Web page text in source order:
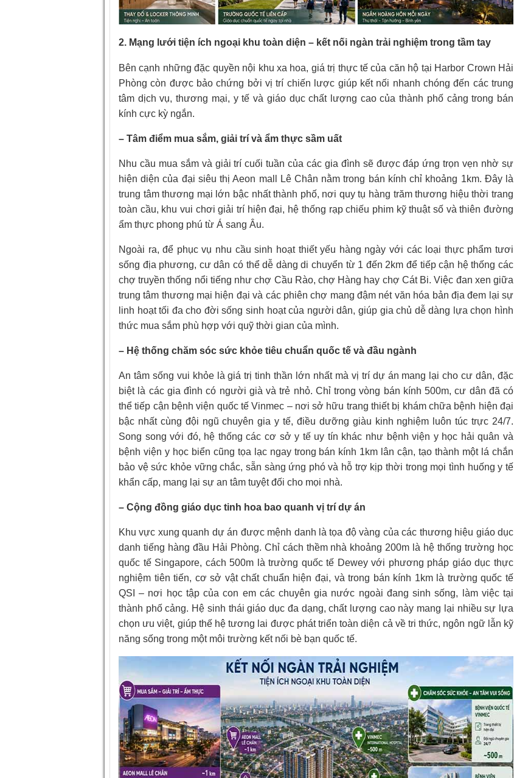
2. Mạng lưới tiện ích ngoại khu toàn diện – kết nối ngàn trải nghiệm trong tầm tay
Bên cạnh những đặc quyền nội khu xa hoa, giá trị thực tế của căn hộ tại Harbor Crown Hải
Phòng còn được bảo chứng bởi vị trí chiến lược giúp kết nối nhanh chóng đến các trung
tâm dịch vụ, thương mại, y tế và giáo dục chất lượng cao của thành phố cảng trong bán
kính cực kỳ ngắn.
– Tâm điểm mua sắm, giải trí và ẩm thực sầm uất
Nhu cầu mua sắm và giải trí cuối tuần của các gia đình sẽ được đáp ứng trọn vẹn nhờ sự
hiện diện của đại siêu thị Aeon mall Lê Chân nằm trong bán kính chỉ khoảng 1km. Đây là
trung tâm thương mại lớn bậc nhất thành phố, nơi quy tụ hàng trăm thương hiệu thời trang
toàn cầu, khu vui chơi giải trí hiện đại, hệ thống rạp chiếu phim kỹ thuật số và thiên đường
ẩm thực phong phú từ Á sang Âu.
Ngoài ra, để phục vụ nhu cầu sinh hoạt thiết yếu hàng ngày với các loại thực phẩm tươi
sống địa phương, cư dân có thể dễ dàng di chuyển từ 1 đến 2km để tiếp cận hệ thống các
chợ truyền thống nổi tiếng như chợ Cầu Rào, chợ Hàng hay chợ Cát Bi. Việc đan xen giữa
trung tâm thương mại hiện đại và các phiên chợ mang đậm nét văn hóa bản địa đem lại sự
linh hoạt tối đa cho đời sống sinh hoạt của người dân, giúp gia chủ dễ dàng lựa chọn hình
thức mua sắm phù hợp với quỹ thời gian của mình.
– Hệ thống chăm sóc sức khỏe tiêu chuẩn quốc tế và đầu ngành
An tâm sống vui khỏe là giá trị tinh thần lớn nhất mà vị trí dự án mang lại cho cư dân, đặc
biệt là các gia đình có người già và trẻ nhỏ. Chỉ trong vòng bán kính 500m, cư dân đã có
thể tiếp cận bệnh viện quốc tế Vinmec – nơi sở hữu trang thiết bị khám chữa bệnh hiện đại
bậc nhất cùng đội ngũ chuyên gia y tế, điều dưỡng giàu kinh nghiệm luôn túc trực 24/7.
Song song với đó, hệ thống các cơ sở y tế uy tín khác như bệnh viện y học hải quân và
bệnh viện y học biển cũng tọa lạc ngay trong bán kính 1km lân cận, tạo thành một lá chắn
bảo vệ sức khỏe vững chắc, sẵn sàng ứng phó và hỗ trợ kịp thời trong mọi tình huống y tế
khẩn cấp, mang lại sự an tâm tuyệt đối cho mọi nhà.
– Cộng đồng giáo dục tinh hoa bao quanh vị trí dự án
Khu vực xung quanh dự án được mệnh danh là tọa độ vàng của các thương hiệu giáo dục
danh tiếng hàng đầu Hải Phòng. Chỉ cách thềm nhà khoảng 200m là hệ thống trường học
quốc tế Singapore, cách 500m là trường quốc tế Dewey với phương pháp giáo dục thực
nghiệm tiên tiến, cơ sở vật chất chuẩn hiện đại, và trong bán kính 1km là trường quốc tế
QSI – nơi học tập của con em các chuyên gia nước ngoài đang sinh sống, làm việc tại
thành phố cảng. Hệ sinh thái giáo dục đa dạng, chất lượng cao này mang lại nhiều sự lựa
chọn ưu việt, giúp thế hệ tương lai được phát triển toàn diện cả về tri thức, ngôn ngữ lẫn kỹ
năng sống trong một môi trường kết nối bè bạn quốc tế.